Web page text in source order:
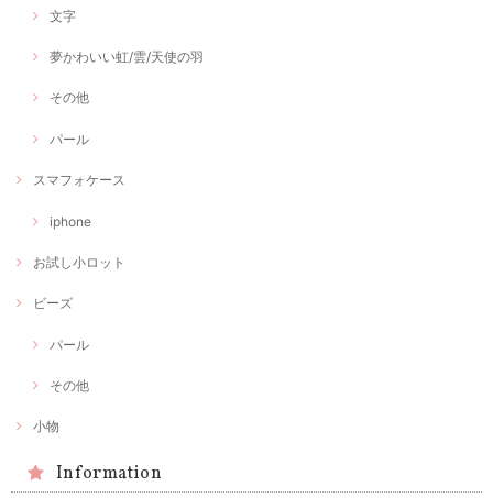
文字
夢かわいい虹/雲/天使の羽
その他
パール
スマフォケース
iphone
お試し小ロット
ビーズ
パール
その他
小物
Information